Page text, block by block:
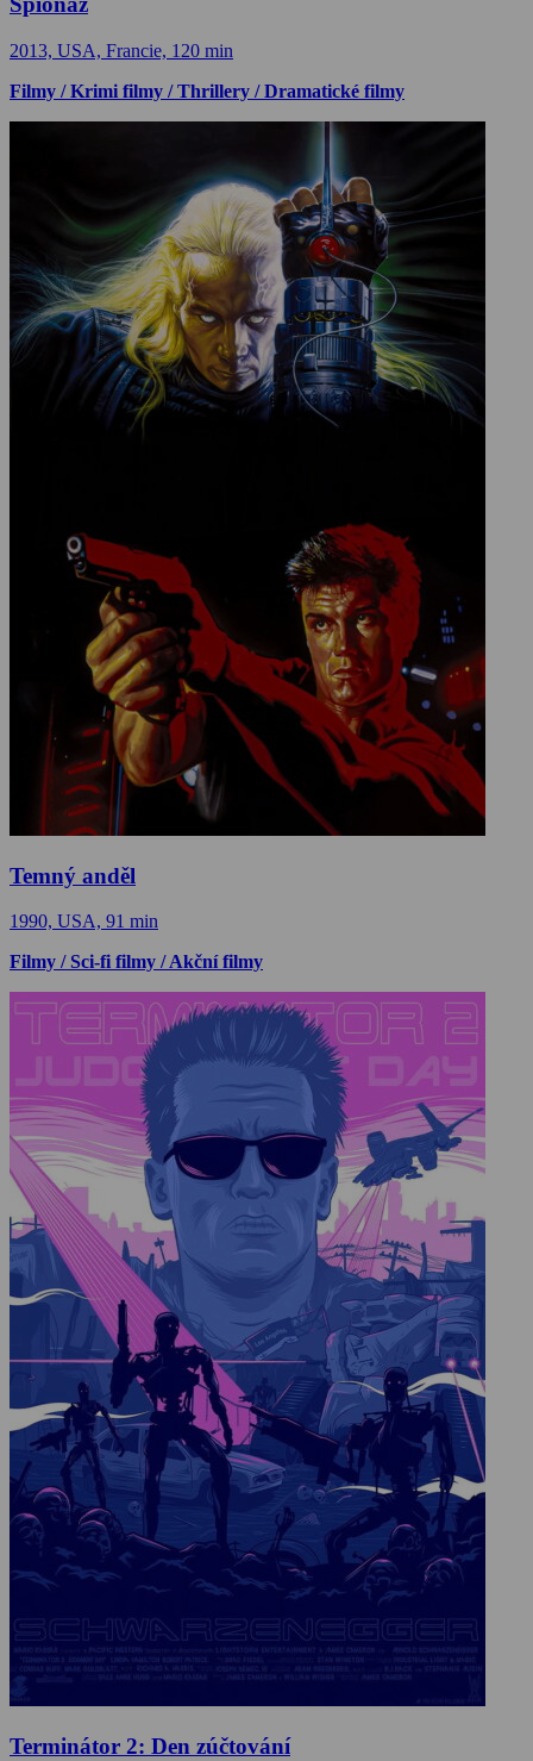
2013, USA, Francie, 120 min
Filmy / Krimi filmy / Thrillery / Dramatické filmy
Temný anděl
1990, USA, 91 min
Filmy / Sci-fi filmy / Akční filmy
Terminátor 2: Den zúčtování